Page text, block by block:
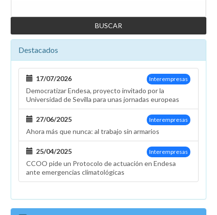
Destacados
Interempresas
17/07/2026
Democratizar Endesa, proyecto invitado por la
Universidad de Sevilla para unas jornadas europeas
Interempresas
27/06/2025
Ahora más que nunca: al trabajo sin armarios
Interempresas
25/04/2025
CCOO pide un Protocolo de actuación en Endesa
ante emergencias climatológicas